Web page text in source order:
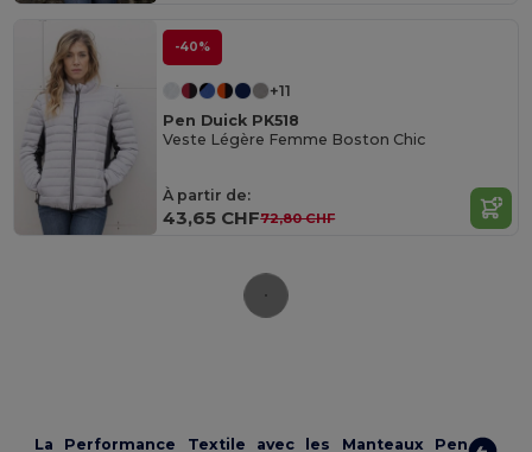
-40%
+11
Pen Duick PK518
Veste Légère Femme Boston Chic
À partir de:
43,65 CHF72,80 CHF
La Performance Textile avec les Manteaux Pen